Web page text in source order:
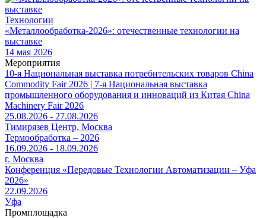
Технологии
«Металлообработка-2026»: отечественные технологии на
выставке
14 мая 2026
Мероприятия
10-я Национальная выставка потребительских товаров China
Commodity Fair 2026 | 7-я Национальная выставка
промышленного оборудования и инноваций из Китая China
Machinery Fair 2026
25.08.2026 - 27.08.2026
Тимирязев Центр, Москва
Термообработка – 2026
16.09.2026 - 18.09.2026
г. Москва
Конференция «Передовые Технологии Автоматизации – Уфа
2026»
22.09.2026
Уфа
Промплощадка